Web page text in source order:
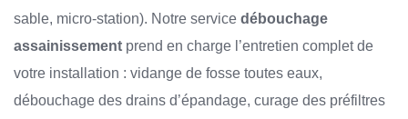
sable, micro-station). Notre service débouchage
assainissement prend en charge l’entretien complet de
votre installation : vidange de fosse toutes eaux,
débouchage des drains d’épandage, curage des préfiltres